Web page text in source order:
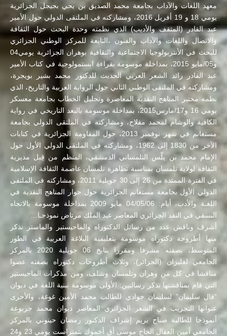
معهد اللغات والآداب بجامعة محمد الصديق بن يحي بجيجل الجزائرية
يومي 18 و 19 أفريل 2016، ومشاركته في الملتقى الدولي حول الأمير
عبد القادر (المثقف والأديب) الذي نظمته وحدة البحث حول الثقافة
والاتصال واللغات والآداب والفنون ،التابعة للمركز الوطني الجزائري
للبحث في الأنتربولوجيا الاجتماعية والثقافية بوهران الجزائرية يومي04
و05/مايو 2015، بمداخلة موسومة بقراءة ابستمولوجية في كتاب الأمير
عبد القادر رائد الشعر العربي الحديث للدكتور محمد بشير بويجرة،
ومشاركته في الملتقى الوطني الثاني حول الرواية العربية والتاريخ، الذي
نظمه مختبر المناهج النقدية المعاصرة وتحليل الخطاب بجامعة معسكر
يومي 16 و17/مارس2015، بمداخلة موسومة بالبعد التاريخي في رواية
الكافية والوشام لمحمد مفلاح، ومشاركته في الملتقى الدولي بجامعة
مستغانم في شهر نوفمبر 2013، حول المقاومة الجزائرية في كتابات
الآخر من 1830 إلى 1962، ومشاركته في الملتقى الدولي الأول حول
الإمام محمد بن يلّس التلمساني الدمشقي، المنظم من قِبل مديرية
الثقافة لولاية تلمسان بمناسبة تظاهرة تلمسان عاصمة الثقافة الإسلامية
في الفترة الممتدة من 26 إلى 30 جويلية 2011، ومشاركته في الملتقى
الدولي الأول بجامعة مستغانم الجزائرية حول حوار المناهج النقدية في
اللغـة والأدب، أيام: 04/05/06 مايو 2009 بمداخلة موسومة بالاتجاه
النسقي في النقد الجزائري المعاصر عبد الملك مرتاض نموذجـا…
أشرف وناقش عدد من رسائل الدكتوراه والماجيستير والماستر نذكر
منها أطروحة دكتوراه موسومة بتعليمية البلاغة العربية في الطور
المتوسط، بصفته مشرفا ومقررا بتايخ 06 جويلية 2020 بالمركز
الجامعي لغليزان (الجزائر)، وثلاث أطروحات دكتوراه بصفته عضوا
مناقشا في كل من وهران وتلمسان وشلف، ومن مذكرات الماجيستير
التي قام بمناقشتها نذكر رسالتين: الأولى موسومة ببنية اللغة في ديوان
“قال سليمان” لسليمان جوادي للطالب محمد الأمين غوغة، والأخرى
عنوانها التجريب في الشعر الجزائري المعاصر ديوان محمد جربوعة
أنموذجا للطالبة صباح بريم إشراف الدكتور رمضان حينوني بالمركز
الجامعي أمين العقال الحاج موسى أق أخموك بتمنراست يومي 23 و24